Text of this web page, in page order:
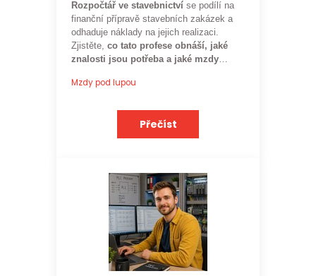
Rozpočtář ve stavebnictví se podílí na
finanční přípravě stavebních zakázek a
odhaduje náklady na jejich realizaci.
Zjistěte, co tato profese obnáší, jaké
znalosti jsou potřeba a jaké mzdy
očekávat.
Mzdy pod lupou
Přečíst